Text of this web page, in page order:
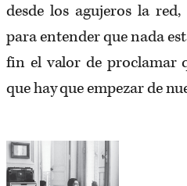
desde los agujeros la
para entender que nada
fin el valor de proclamar
que hay que empezar de